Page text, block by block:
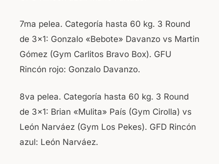
7ma pelea. Categoría hasta 60 kg. 3 Round
de 3×1: Gonzalo «Bebote» Davanzo vs Martin
Gómez (Gym Carlitos Bravo Box). GFU
Rincón rojo: Gonzalo Davanzo.
8va pelea. Categoría hasta 60 kg. 3 Round
de 3×1: Brian «Mulita» País (Gym Cirolla) vs
León Narváez (Gym Los Pekes). GFD Rincón
azul: León Narváez.